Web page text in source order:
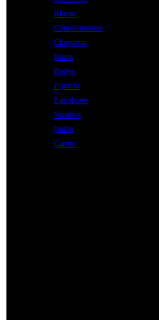
Blusas
Complementos
Chaquetas
Buzos
Bodys
Pijamas
Pantalones
Vestidos
Outlet
Carrito